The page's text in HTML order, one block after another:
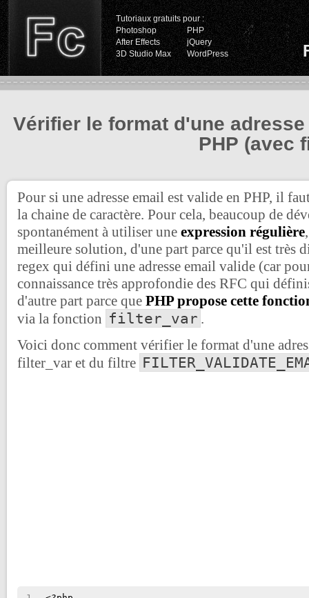
Tutoriaux gratuits pour :
Photoshop
PHP
After Effects
jQuery
3D Studio Max
WordPress
Vérifier le format d'une
PHP (avec
Pour si une adresse email est valide en PHP, il
la chaine de caractère. Pour cela, beaucoup de
spontanément à utiliser une expression régulière
meilleure solution, d'une part parce qu'il est très
regex qui défini une adresse email valide (car
connaissance très approfondie des RFC qui
d'autre part parce que PHP propose cette
via la fonction filter_var .
Voici donc comment vérifier le format d'une
filter_var et du filtre